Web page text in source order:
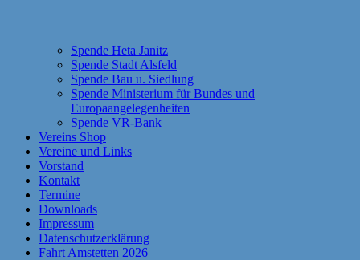
Spende Heta Janitz
Spende Stadt Alsfeld
Spende Bau u. Siedlung
Spende Ministerium für Bundes und
Europaangelegenheiten
Spende VR-Bank
Vereins Shop
Vereine und Links
Vorstand
Kontakt
Termine
Downloads
Impressum
Datenschutzerklärung
Fahrt Amstetten 2026